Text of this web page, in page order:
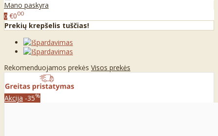
Mano paskyra
0 €000
Prekių krepšelis tuščias!
Rekomenduojamos prekės Visos prekės
Akcija -35%